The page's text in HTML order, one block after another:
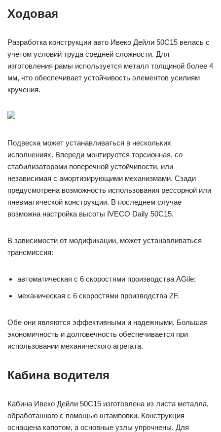
Ходовая
Разработка конструкции авто Ивеко Дейли 50С15 велась с
учетом условий труда средней сложности. Для
изготовления рамы используется металл толщиной более 4
мм, что обеспечивает устойчивость элементов усилиям
кручения.
Подвеска может устанавливаться в нескольких
исполнениях. Впереди монтируется торсионная, со
стабилизаторами поперечной устойчивости, или
независимая с амортизирующими механизмами. Сзади
предусмотрена возможность использования рессорной или
пневматической конструкции. В последнем случае
возможна настройка высоты IVECO Daily 50C15.
В зависимости от модификации, может устанавливаться
трансмиссия:
автоматическая с 6 скоростями производства AGile;
механическая с 6 скоростями производства ZF.
Обе они являются эффективными и надежными. Большая
экономичность и долговечность обеспечивается при
использовании механического агрегата.
Кабина водителя
Кабина Ивеко Дейли 50С15 изготовлена из листа металла,
обработанного с помощью штамповки. Конструкция
оснащена капотом, а основные узлы упрочнены. Для